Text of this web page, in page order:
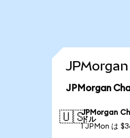
JPMorgan
JPMorgan
🇺🇸JPMorgan
ドル
1 JPMon は